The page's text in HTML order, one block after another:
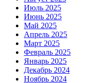
Июль 2025
Июнь 2025
Май 2025
Апрель 2025
Март 2025
Февраль 2025
Январь 2025
Декабрь 2024
Ноябрь 2024